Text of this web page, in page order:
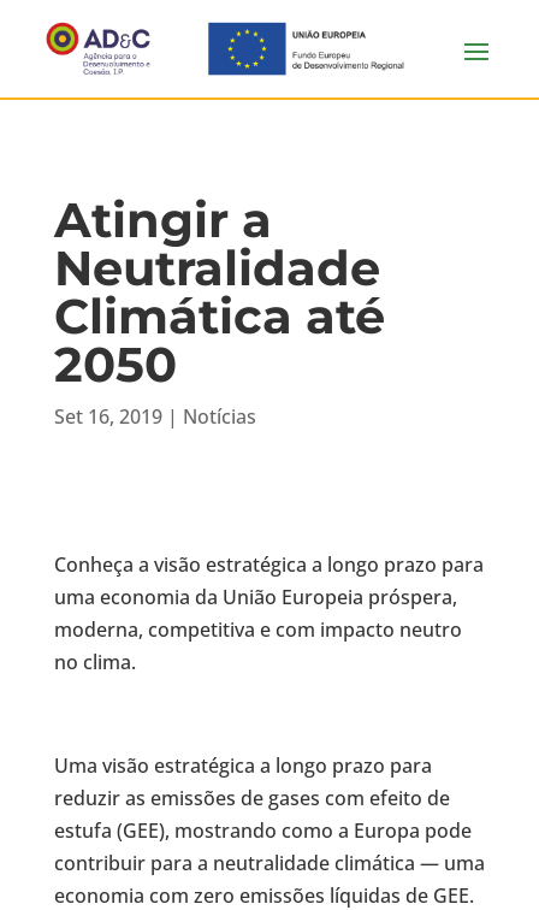
Atingir a
Neutralidade
Climática até
2050
Set 16, 2019| Notícias
Conheça a visão estratégica a longo prazo para
uma economia da União Europeia próspera,
moderna, competitiva e com impacto neutro
no clima.
Uma visão estratégica a longo prazo para
reduzir as emissões de gases com efeito de
estufa (GEE), mostrando como a Europa pode
contribuir para a neutralidade climática — uma
economia com zero emissões líquidas de GEE.